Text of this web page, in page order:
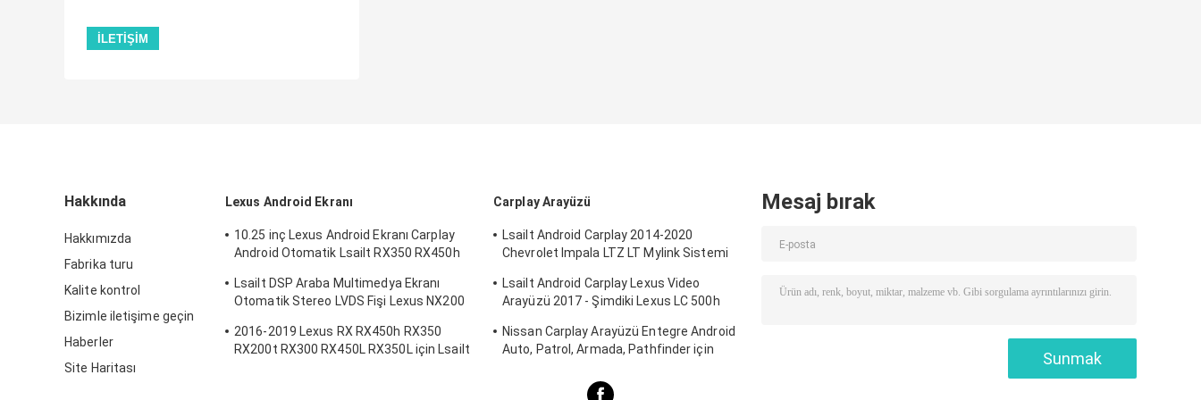
Hakkında
Hakkımızda
Fabrika turu
Kalite kontrol
Bizimle iletişime geçin
Haberler
Site Haritası
Lexus Android Ekranı
10.25 inç Lexus Android Ekranı Carplay
Android Otomatik Lsailt RX350 RX450h
Lsailt DSP Araba Multimedya Ekranı
Otomatik Stereo LVDS Fişi Lexus NX200
2016-2019 Lexus RX RX450h RX350
RX200t RX300 RX450L RX350L için Lsailt
Carplay Arayüzü
Lsailt Android Carplay 2014-2020
Chevrolet Impala LTZ LT Mylink Sistemi
Lsailt Android Carplay Lexus Video
Arayüzü 2017 - Şimdiki Lexus LC 500h
Nissan Carplay Arayüzü Entegre Android
Auto, Patrol, Armada, Pathfinder için
Mesaj bırak